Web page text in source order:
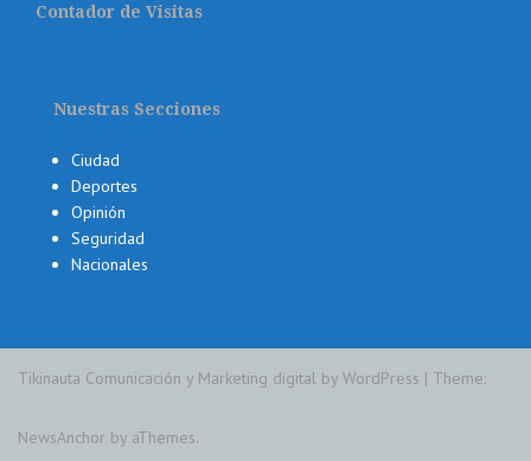
Contador de Visitas
Nuestras Secciones
Ciudad
Deportes
Opinión
Seguridad
Nacionales
Tikinauta Comunicación y Marketing digital by WordPress | Theme:
NewsAnchor by aThemes.